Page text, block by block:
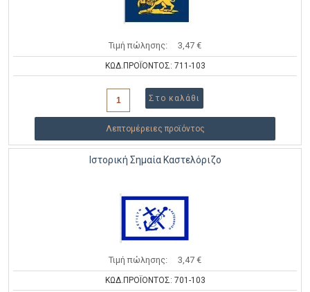
Τιμή πώλησης: 3,47 €
ΚΩΔ.ΠΡΟΪΟΝΤΟΣ: 711-103
Λεπτομέρειες προϊόντος
Ιστορική Σημαία Καστελόριζο
Τιμή πώλησης: 3,47 €
ΚΩΔ.ΠΡΟΪΟΝΤΟΣ: 701-103